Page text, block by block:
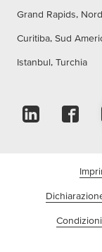
Grand Rapids,
Curitiba, Sud
Istanbul, Turchia